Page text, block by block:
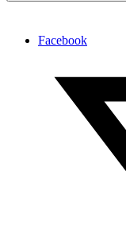
Facebook